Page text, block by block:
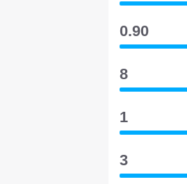
0.90
8
1
3